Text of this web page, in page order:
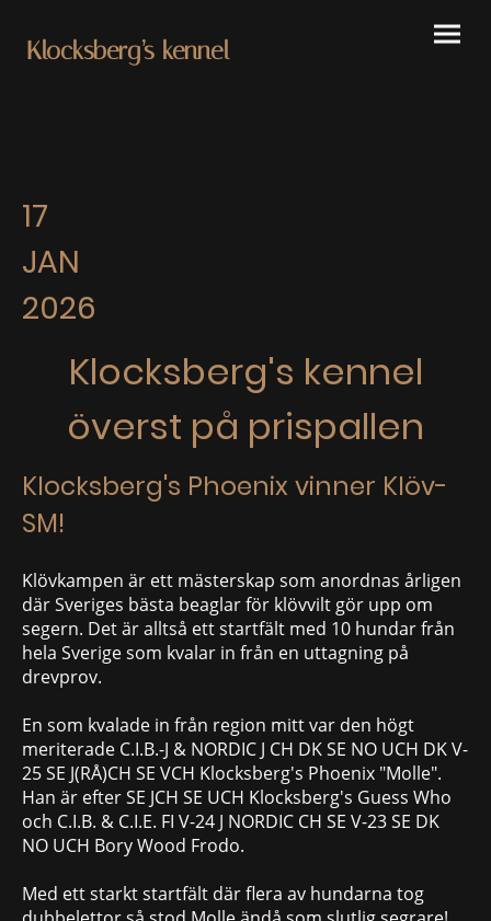
Klocksberg’s kennel
17
JAN
2026
Klocksberg's kennel
överst på prispallen
Klocksberg's Phoenix vinner Klöv-
SM!
Klövkampen är ett mästerskap som anordnas årligen
där Sveriges bästa beaglar för klövvilt gör upp om
segern. Det är alltså ett startfält med 10 hundar från
hela Sverige som kvalar in från en uttagning på
drevprov.
En som kvalade in från region mitt var den högt
meriterade C.I.B.-J & NORDIC J CH DK SE NO UCH DK V-
25 SE J(RÅ)CH SE VCH Klocksberg's Phoenix "Molle".
Han är efter SE JCH SE UCH Klocksberg's Guess Who
och C.I.B. & C.I.E. FI V-24 J NORDIC CH SE V-23 SE DK
NO UCH Bory Wood Frodo.
Med ett starkt startfält där flera av hundarna tog